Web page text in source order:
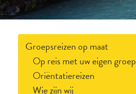
Groepsreizen op maat
Op reis met uw eigen groep
Oriëntatiereizen
Wie zijn wij